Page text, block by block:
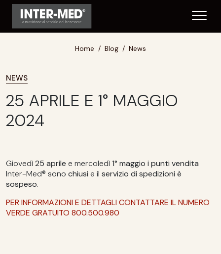
Home Blog News
NEWS
25 APRILE E 1° MAGGIO
2024
Giovedì25 aprile e mercoledì1° maggio i punti vendita
Inter-Med® sono chiusi e il servizio di spedizioni è
sospeso.
PER INFORMAZIONI E DETTAGLI CONTATTARE IL NUMERO
VERDE GRATUITO 800.500.980